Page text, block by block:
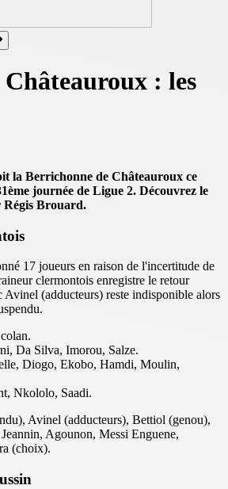
: les
la Berrichonne de Châteauroux ce
journée de Ligue 2. Découvrez le
Régis Brouard.
17 joueurs en raison de l'incertitude de
clermontois enregistre le retour
(adducteurs) reste indisponible alors
Da Silva, Imorou, Salze.
Diogo, Ekobo, Hamdi, Moulin,
Nkololo, Saadi.
Avinel (adducteurs), Bettiol (genou),
Agounon, Messi Enguene,
(choix).